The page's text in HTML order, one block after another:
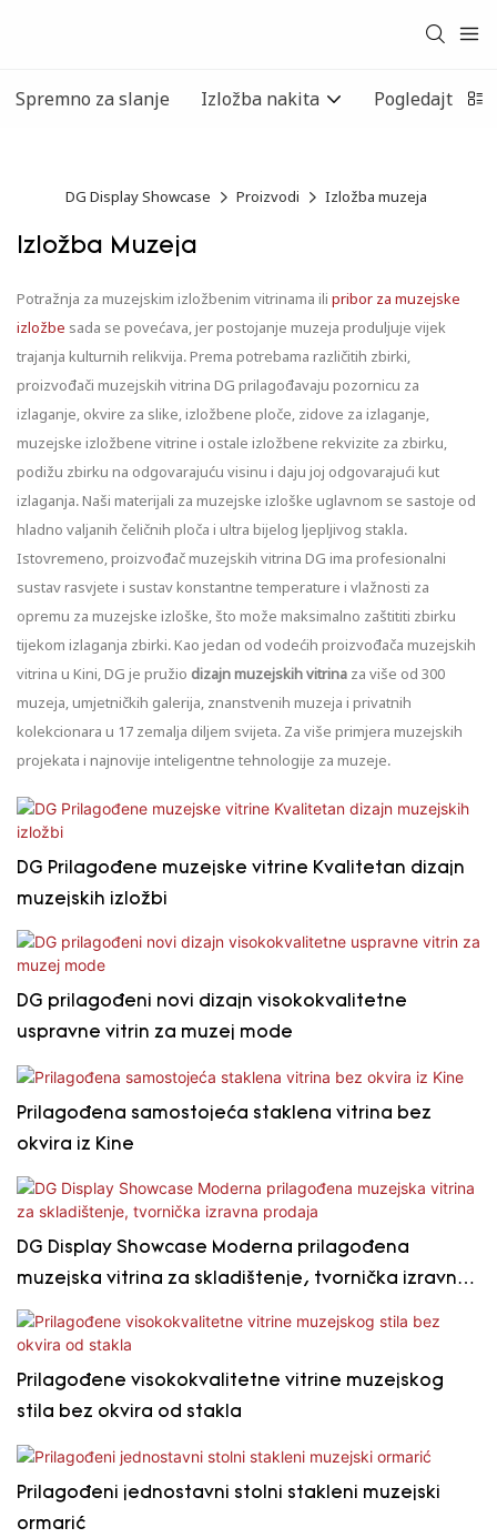
Spremno za slanje Izložba nakita Pogledajte
DG Display Showcase Proizvodi Izložba muzeja
Izložba Muzeja
Potražnja za muzejskim izložbenim vitrinama ili pribor za muzejske
izložbe sada se povećava, jer postojanje muzeja produljuje vijek
trajanja kulturnih relikvija. Prema potrebama različitih zbirki,
proizvođači muzejskih vitrina DG prilagođavaju pozornicu za
izlaganje, okvire za slike, izložbene ploče, zidove za izlaganje,
muzejske izložbene vitrine i ostale izložbene rekvizite za zbirku,
podižu zbirku na odgovarajuću visinu i daju joj odgovarajući kut
izlaganja. Naši materijali za muzejske izloške uglavnom se sastoje od
hladno valjanih čeličnih ploča i ultra bijelog ljepljivog stakla.
Istovremeno, proizvođač muzejskih vitrina DG ima profesionalni
sustav rasvjete i sustav konstantne temperature i vlažnosti za
opremu za muzejske izloške, što može maksimalno zaštititi zbirku
tijekom izlaganja zbirki. Kao jedan od vodećih proizvođača muzejskih
vitrina u Kini, DG je pružio dizajn muzejskih vitrina za više od 300
muzeja, umjetničkih galerija, znanstvenih muzeja i privatnih
kolekcionara u 17 zemalja diljem svijeta. Za više primjera muzejskih
projekata i najnovije inteligentne tehnologije za muzeje.
DG Prilagođene muzejske vitrine Kvalitetan dizajn
muzejskih izložbi
DG prilagođeni novi dizajn visokokvalitetne
uspravne vitrin za muzej mode
Prilagođena samostojeća staklena vitrina bez
okvira iz Kine
DG Display Showcase Moderna prilagođena
muzejska vitrina za skladištenje, tvornička izravna
prodaja
Prilagođene visokokvalitetne vitrine muzejskog
stila bez okvira od stakla
Prilagođeni jednostavni stolni stakleni muzejski
ormarić